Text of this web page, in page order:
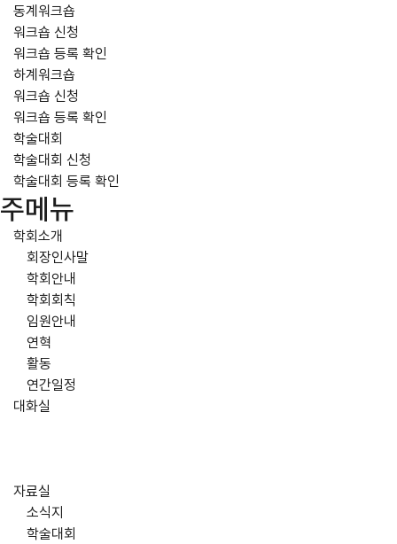
동계워크숍
워크숍 신청
워크숍 등록 확인
하계워크숍
워크숍 신청
워크숍 등록 확인
학술대회
학술대회 신청
학술대회 등록 확인
주메뉴
학회소개
회장인사말
학회안내
학회회칙
임원안내
연혁
활동
연간일정
대화실
자료실
소식지
학술대회